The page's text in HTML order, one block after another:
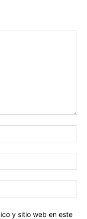
y sitio web en este